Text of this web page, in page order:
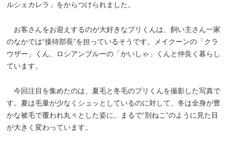
ルシェカレラ」をからつけられました。
お客さんをお迎えするのが大好きなプリくんは、飼い主さん一家
のなかでは“接待部長”を担っているそうです。メイクーンの「クラ
ウザー」くん、ロシアンブルーの「かいしゃ」くんと仲良く暮らし
ています。
今回注目を集めたのは、夏毛と冬毛のプリくんを撮影した写真で
す。夏は毛量が少なくシュッとしているのに対して、冬は全身が豊
かな被毛で覆われ丸々とした姿に。まるで“別ねこ”のように見た目
が大きく変わっています。